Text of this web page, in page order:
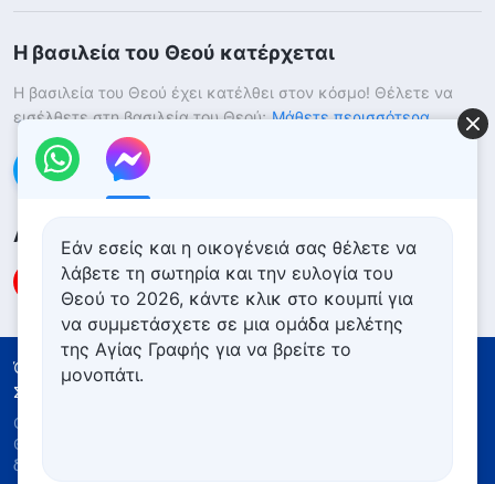
Η βασιλεία του Θεού κατέρχεται
Η βασιλεία του Θεού έχει κατέλθει στον κόσμο! Θέλετε να
εισέλθετε στη βασιλεία του Θεού; Μάθετε περισσότερα
Επικοινωνήστε μαζί μας μέσω Messenger
Ακολουθήστε μας
Όροι Χρήσης
Πολιτική απορρήτου
Συντελεστές
Copyright © 2026
Θεού
δικαιώματος.
Εάν εσείς και η οικογένειά σας θέλετε να
λάβετε τη σωτηρία και την ευλογία του
Θεού το 2026, κάντε κλικ στο κουμπί για
να συμμετάσχετε σε μια ομάδα μελέτης
της Αγίας Γραφής για να βρείτε το
μονοπάτι.